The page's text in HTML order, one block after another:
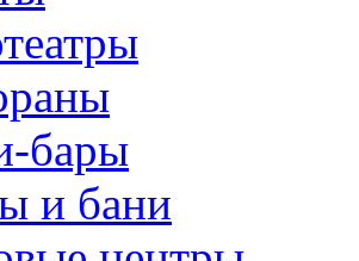
бары
и бани